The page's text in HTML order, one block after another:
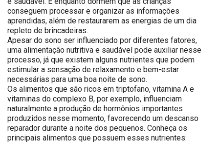
conseguem processar e organizar as informações
aprendidas, além de restaurarem as energias de um dia
repleto de brincadeiras.
Apesar do sono ser influenciado por diferentes fatores,
uma alimentação nutritiva e saudável pode auxiliar nesse
processo, já que existem alguns nutrientes que podem
estimular a sensação de relaxamento e bem-estar
necessárias para uma boa noite de sono.
Os alimentos que são ricos em triptofano, vitamina A e
vitaminas do complexo B, por exemplo, influenciam
naturalmente a produção de hormônios importantes
produzidos nesse momento, favorecendo um descanso
reparador durante a noite dos pequenos. Conheça os
principais alimentos que possuem esses nutrientes: